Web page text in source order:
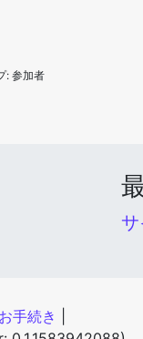
: 参加者
手続き